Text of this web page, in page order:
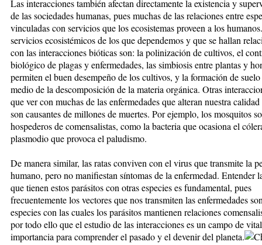
Las interacciones también afectan directamente la existencia y
de las sociedades humanas, pues muchas de las relaciones entre
vinculadas con servicios que los ecosistemas proveen a los
servicios ecosistémicos de los que dependemos y que se hallan
con las interacciones bióticas son: la polinización de cultivos, el
biológico de plagas y enfermedades, las simbiosis entre plantas y
permiten el buen desempeño de los cultivos, y la formación de
medio de la descomposición de la materia orgánica. Otras
que ver con muchas de las enfermedades que alteran nuestra
son causantes de millones de muertes. Por ejemplo, los mosquitos
hospederos de comensalistas, como la bacteria que ocasiona el
plasmodio que provoca el paludismo.
De manera similar, las ratas conviven con el virus que transmite la
humano, pero no manifiestan síntomas de la enfermedad. Entender
que tienen estos parásitos con otras especies es fundamental, pues
frecuentemente los vectores que nos transmiten las enfermedades
especies con las cuales los parásitos mantienen relaciones
por todo ello que el estudio de las interacciones es un campo de vital
importancia para comprender el pasado y el devenir del planeta.